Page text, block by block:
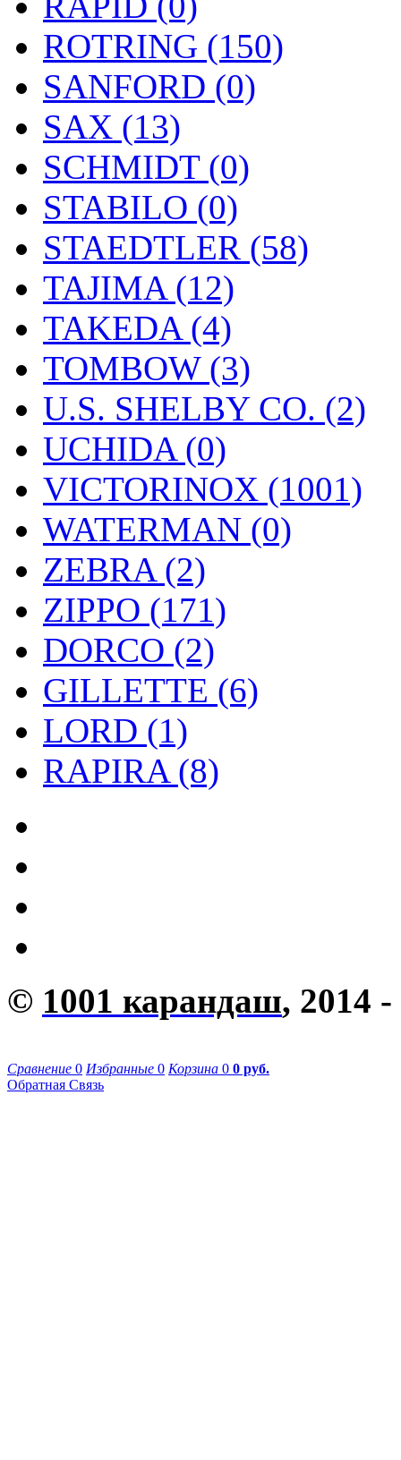
ROTRING (150)
SANFORD (0)
SAX (13)
SCHMIDT (0)
STABILO (0)
STAEDTLER (58)
TAJIMA (12)
TAKEDA (4)
TOMBOW (3)
U.S. SHELBY CO. (2)
UCHIDA (0)
VICTORINOX (1001)
WATERMAN (0)
ZEBRA (2)
ZIPPO (171)
DORCO (2)
GILLETTE (6)
LORD (1)
RAPIRA (8)
© 1001 карандаш, 2014 -
Сравнение 0 Избранные 0 Корзина 0 0 руб.
Обратная Связь